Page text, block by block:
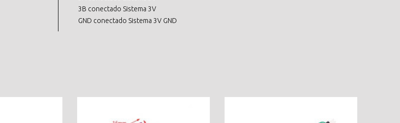
3B conectado Sistema 3V
GND conectado Sistema 3V GND